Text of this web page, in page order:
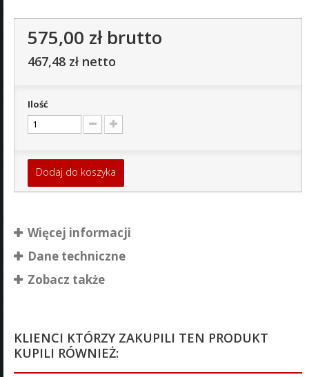
575,00 złbrutto
467,48 zł netto
Ilość
Dodaj do koszyka
Więcej informacji
Dane techniczne
Zobacz także
KLIENCI KTÓRZY ZAKUPILI TEN PRODUKT
KUPILI RÓWNIEŻ: